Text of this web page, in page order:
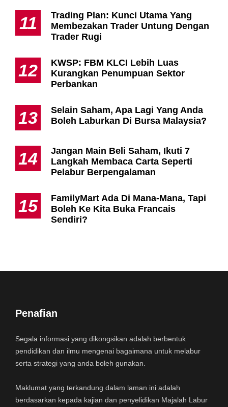
11
Trading Plan: Kunci Utama Yang
Membezakan Trader Untung Dengan
Trader Rugi
12
KWSP: FBM KLCI Lebih Luas
Kurangkan Penumpuan Sektor
Perbankan
13
Selain Saham, Apa Lagi Yang Anda
Boleh Laburkan Di Bursa Malaysia?
14
Jangan Main Beli Saham, Ikuti 7
Langkah Membaca Carta Seperti
Pelabur Berpengalaman
15
FamilyMart Ada Di Mana-Mana, Tapi
Boleh Ke Kita Buka Francais
Sendiri?
Penafian
Segala informasi yang dikongsikan adalah berbentuk
pendidikan dan ilmu mengenai bagaimana untuk melabur
serta strategi yang anda boleh gunakan.
Maklumat yang terkandung dalam laman ini adalah
berdasarkan kepada kajian dan penyelidikan Majalah Labur